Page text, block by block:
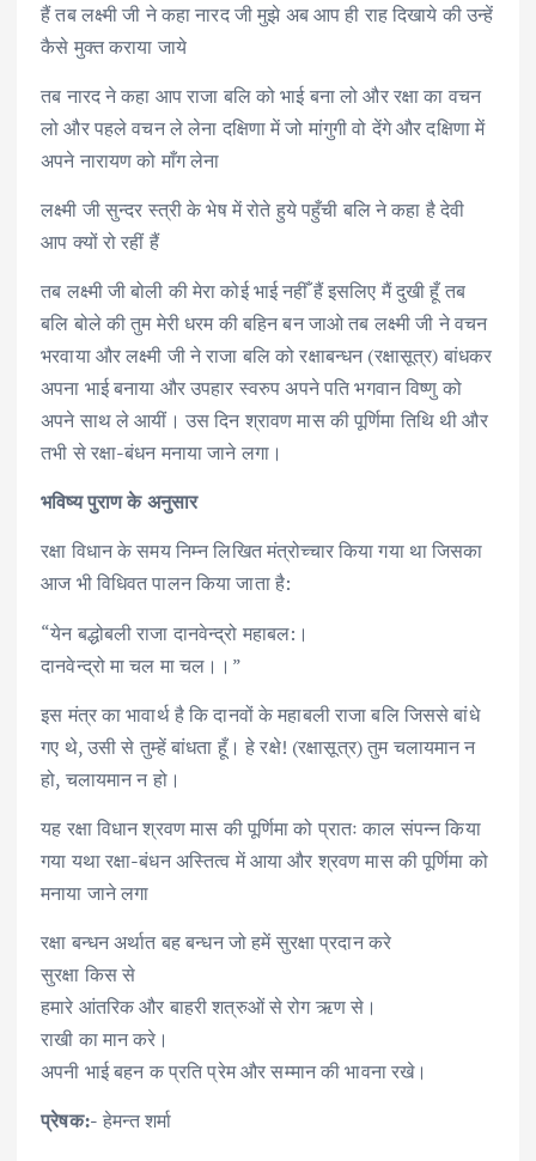
हैं तब लक्ष्मी जी ने कहा नारद जी मुझे अब आप ही राह दिखाये की उन्हें
कैसे मुक्त कराया जाये
तब नारद ने कहा आप राजा बलि को भाई बना लो और रक्षा का वचन
लो और पहले वचन ले लेना दक्षिणा में जो मांगुगी वो देंगे और दक्षिणा में
अपने नारायण को माँग लेना
लक्ष्मी जी सुन्दर स्त्री के भेष में रोते हुये पहुँची बलि ने कहा है देवी
आप क्यों रो रहीं हैं
तब लक्ष्मी जी बोली की मेरा कोई भाई नहीँ हैं इसलिए मैं दुखी हूँ तब
बलि बोले की तुम मेरी धरम की बहिन बन जाओ तब लक्ष्मी जी ने वचन
भरवाया और लक्ष्मी जी ने राजा बलि को रक्षाबन्धन (रक्षासूत्र) बांधकर
अपना भाई बनाया और उपहार स्वरुप अपने पति भगवान विष्णु को
अपने साथ ले आयीं। उस दिन श्रावण मास की पूर्णिमा तिथि थी और
तभी से रक्षा-बंधन मनाया जाने लगा।
भविष्य पुराण के अनुसार
रक्षा विधान के समय निम्न लिखित मंत्रोच्चार किया गया था जिसका
आज भी विधिवत पालन किया जाता है:
“येन बद्धोबली राजा दानवेन्द्रो महाबल:।
दानवेन्द्रो मा चल मा चल।।”
इस मंत्र का भावार्थ है कि दानवों के महाबली राजा बलि जिससे बांधे
गए थे, उसी से तुम्हें बांधता हूँ। हे रक्षे! (रक्षासूत्र) तुम चलायमान न
हो, चलायमान न हो।
यह रक्षा विधान श्रवण मास की पूर्णिमा को प्रातः काल संपन्न किया
गया यथा रक्षा-बंधन अस्तित्व में आया और श्रवण मास की पूर्णिमा को
मनाया जाने लगा
रक्षा बन्धन अर्थात बह बन्धन जो हमें सुरक्षा प्रदान करे
सुरक्षा किस से
हमारे आंतरिक और बाहरी शत्रुओं से रोग ऋण से।
राखी का मान करे।
अपनी भाई बहन क प्रति प्रेम और सम्मान की भावना रखे।
प्रेषक:- हेमन्त शर्मा